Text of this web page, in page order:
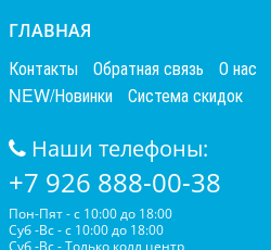
ГЛАВНАЯ
Контакты Обратная связь О нас
NEW/Новинки
Система скидок
Наши телефоны:
+7 926 888-00-38
Пон-Пят - с 10:00 до 18:00
Суб -Вс - с 10:00 до 18:00